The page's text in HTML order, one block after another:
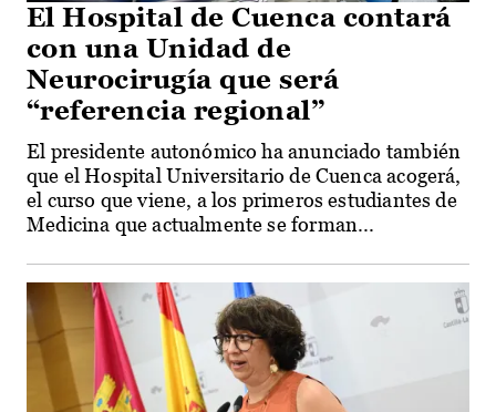
El Hospital de Cuenca contará
con una Unidad de
Neurocirugía que será
“referencia regional”
El presidente autonómico ha anunciado también
que el Hospital Universitario de Cuenca acogerá,
el curso que viene, a los primeros estudiantes de
Medicina que actualmente se forman...